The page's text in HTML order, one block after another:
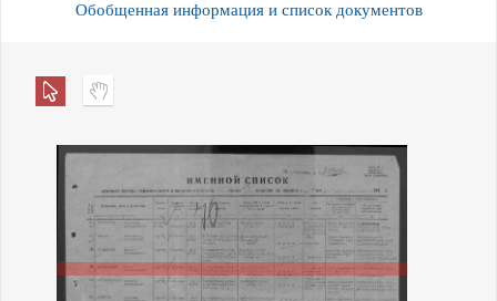
Обобщенная информация и список документов